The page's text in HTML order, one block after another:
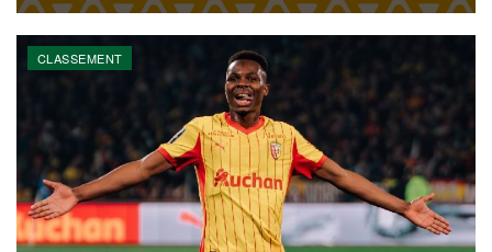
CLASSEMENT